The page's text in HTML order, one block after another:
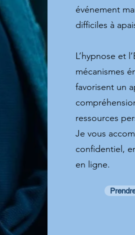
événement
difficiles à
L’hypnose et
mécanismes
favorisent un
ressources
Je vous
confidentiel,
en ligne.